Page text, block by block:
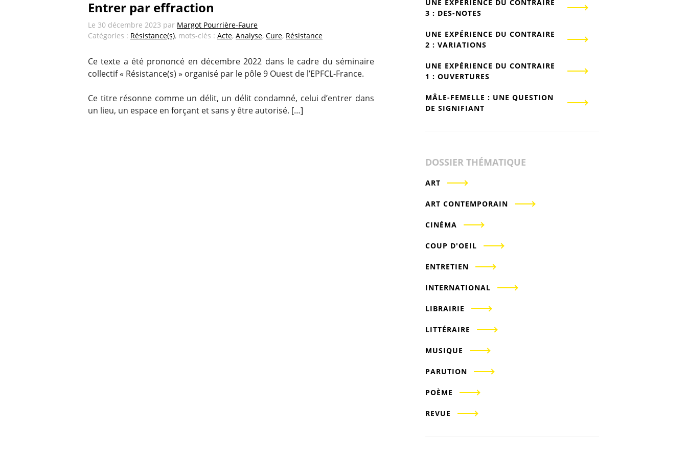
Entrer par effraction
Le 30 décembre 2023 par Margot Pourrière-Faure
Catégories : Résistance(s), mots-clés : Acte, Analyse, Cure, Résistance
Ce texte a été prononcé en décembre 2022 dans le cadre du séminaire
collectif « Résistance(s) » organisé par le pôle 9 Ouest de l’EPFCL-France.
Ce titre résonne comme un délit, un délit condamné, celui d’entrer dans
un lieu, un espace en forçant et sans y être autorisé. […]
UNE EXPÉRIENCE DU CONTRAIRE
3 : DES-NOTES
UNE EXPÉRIENCE DU CONTRAIRE
2 : VARIATIONS
UNE EXPÉRIENCE DU CONTRAIRE
1 : OUVERTURES
MÂLE-FEMELLE : UNE QUESTION
DE SIGNIFIANT
DOSSIER THÉMATIQUE
ART
ART CONTEMPORAIN
CINÉMA
COUP D'OEIL
ENTRETIEN
INTERNATIONAL
LIBRAIRIE
LITTÉRAIRE
MUSIQUE
PARUTION
POÈME
REVUE